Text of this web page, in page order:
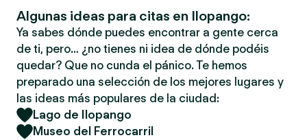
Algunas ideas para citas en Ilopango:
Ya sabes dónde puedes encontrar a gente cerca
de ti, pero… ¿no tienes ni idea de dónde podéis
quedar? Que no cunda el pánico. Te hemos
preparado una selección de los mejores lugares y
las ideas más populares de la ciudad:
Lago de Ilopango
Museo del Ferrocarril